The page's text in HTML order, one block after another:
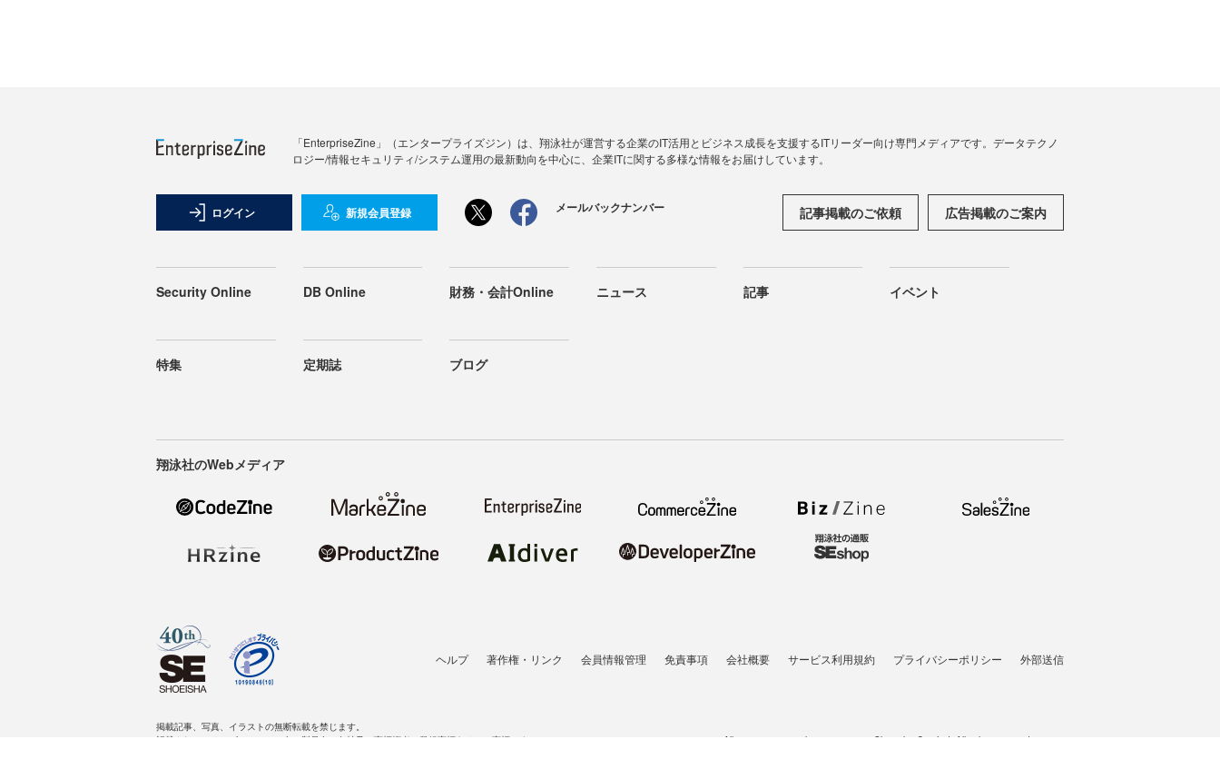
「EnterpriseZine」（エンタープライズジン）は、翔泳社が運営する企業のIT活用とビジネス成長を支援するITリーダー向け専門メディアです。データテクノ
ロジー/情報セキュリティ/システム運用の最新動向を中心に、企業ITに関する多様な情報をお届けしています。
ログイン 新規会員登録 メールバックナンバー 記事掲載のご依頼 広告掲載のご案内
Security Online DB Online 財務・会計Online ニュース 記事 イベント
特集 定期誌 ブログ
翔泳社のWebメディア
ヘルプ 著作権・リンク 会員情報管理 免責事項 会社概要 サービス利用規約 プライバシーポリシー 外部送信
掲載記事、写真、イラストの無断転載を禁じます。
記載されているロゴ、システム名、製品名は各社及び商標権者の登録商標あるいは商標です。
All contents copyright © 2007-2026 Shoeisha Co., Ltd. All rights reserved. ver.1.5